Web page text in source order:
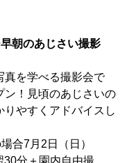
朝のあじさい撮影
真を学べる撮影会で
ン！見頃のあじさいの
やすくアドバイスし
合7月2日（日）
30分＋園内自由撮